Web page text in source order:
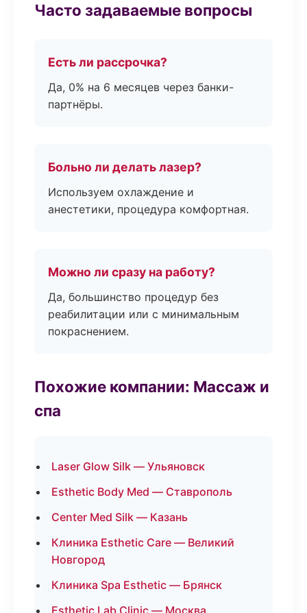
Часто задаваемые вопросы
Есть ли рассрочка?
Да, 0% на 6 месяцев через банки-
партнёры.
Больно ли делать лазер?
Используем охлаждение и
анестетики, процедура комфортная.
Можно ли сразу на работу?
Да, большинство процедур без
реабилитации или с минимальным
покраснением.
Похожие компании: Массаж и
спа
Laser Glow Silk — Ульяновск
Esthetic Body Med — Ставрополь
Center Med Silk — Казань
Клиника Esthetic Care — Великий
Новгород
Клиника Spa Esthetic — Брянск
Esthetic Lab Clinic — Москва